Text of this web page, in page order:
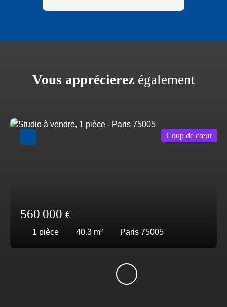
Vous apprécierezégalement
560 000 €
1 pièce 40.3 m² Paris 75005
Coup de cœur